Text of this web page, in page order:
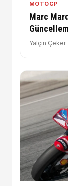
MOTOGP
Marc
Yalçın Çeker